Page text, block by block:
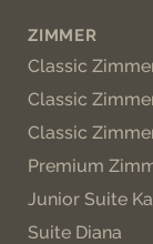
ZIMMER
Classic
Classic
Classic
Premium
Junior Suite
Suite Diana